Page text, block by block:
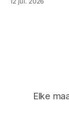
bekend om
Elke